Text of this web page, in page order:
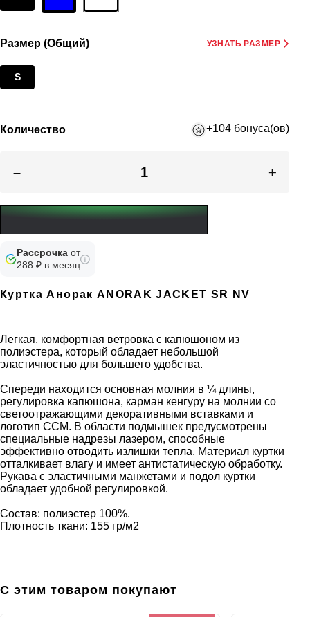
Размер (Общий) УЗНАТЬ РАЗМЕР
S
Количество +104 бонуса(ов)
– +
Рассрочка от
288 ₽ в месяц
Куртка Анорак ANORAK JACKET SR NV
Легкая, комфортная ветровка с капюшоном из
полиэстера, который обладает небольшой
эластичностью для большего удобства.
Спереди находится основная молния в ¼ длины,
регулировка капюшона, карман кенгуру на молнии со
светоотражающими декоративными вставками и
логотип CCM. В области подмышек предусмотрены
специальные надрезы лазером, способные
эффективно отводить излишки тепла. Материал куртки
отталкивает влагу и имеет антистатическую обработку.
Рукава с эластичными манжетами и подол куртки
обладает удобной регулировкой.
Состав: полиэстер 100%.
Плотность ткани: 155 гр/м2
С этим товаром покупают